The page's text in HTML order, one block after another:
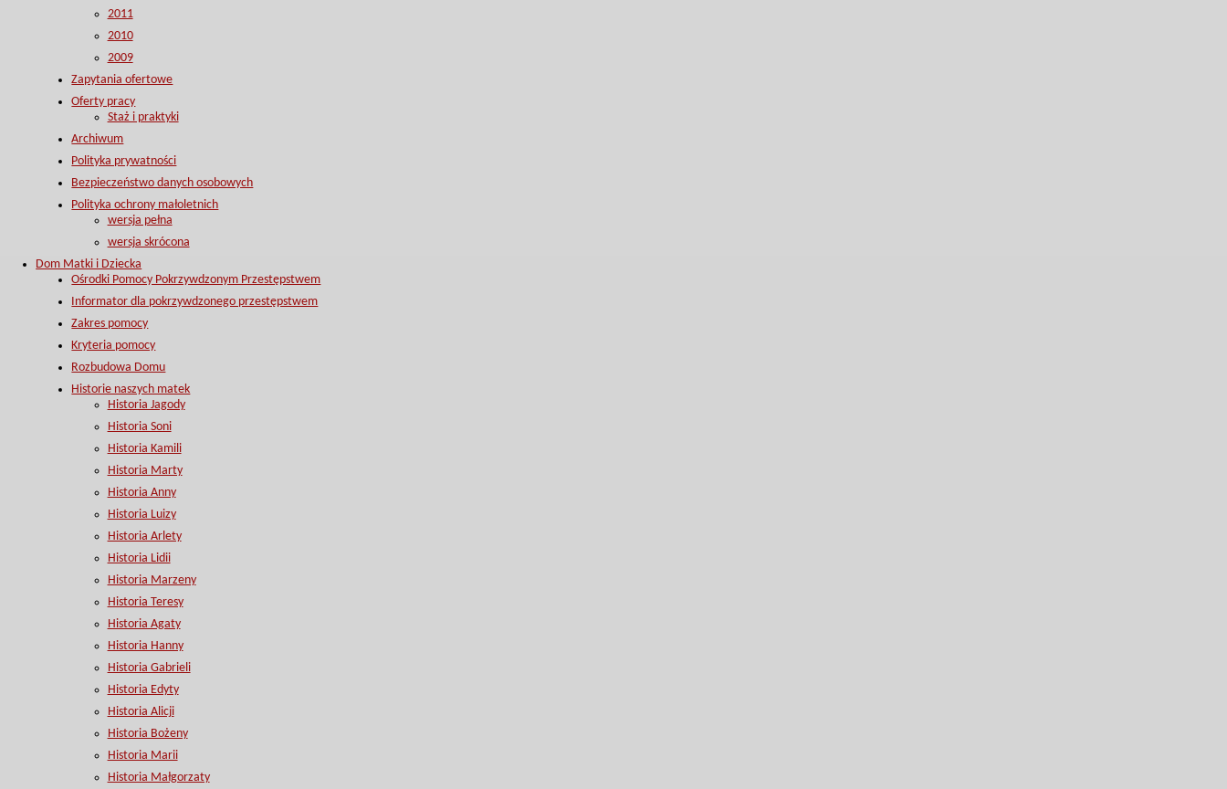
2011
2010
2009
Zapytania ofertowe
Oferty pracy
Staż i praktyki
Archiwum
Polityka prywatności
Bezpieczeństwo danych osobowych
Polityka ochrony małoletnich
wersja pełna
wersja skrócona
Dom Matki i Dziecka
Ośrodki Pomocy Pokrzywdzonym Przestępstwem
Informator dla pokrzywdzonego przestępstwem
Zakres pomocy
Kryteria pomocy
Rozbudowa Domu
Historie naszych matek
Historia Jagody
Historia Soni
Historia Kamili
Historia Marty
Historia Anny
Historia Luizy
Historia Arlety
Historia Lidii
Historia Marzeny
Historia Teresy
Historia Agaty
Historia Hanny
Historia Gabrieli
Historia Edyty
Historia Alicji
Historia Bożeny
Historia Marii
Historia Małgorzaty